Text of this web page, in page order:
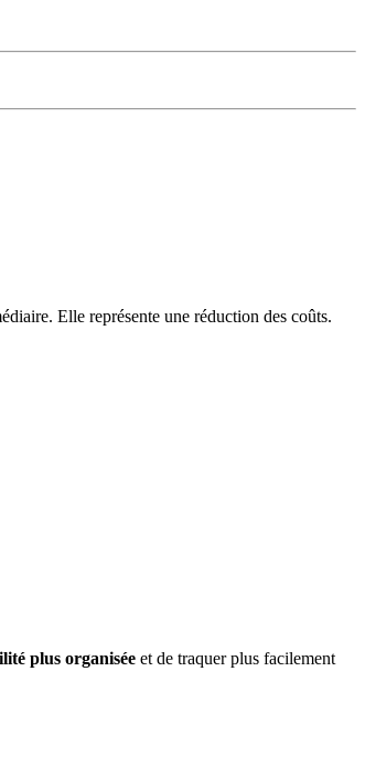
Elle représente une réduction des coûts.
plus organisée et de traquer plus facilement